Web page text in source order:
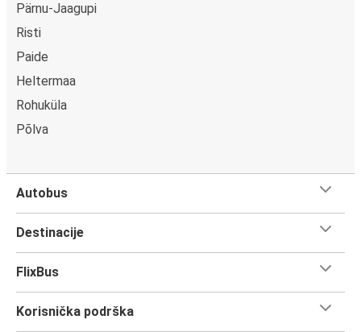
Pärnu-Jaagupi
Risti
Paide
Heltermaa
Rohuküla
Põlva
Autobus
Destinacije
FlixBus
Korisnička podrška